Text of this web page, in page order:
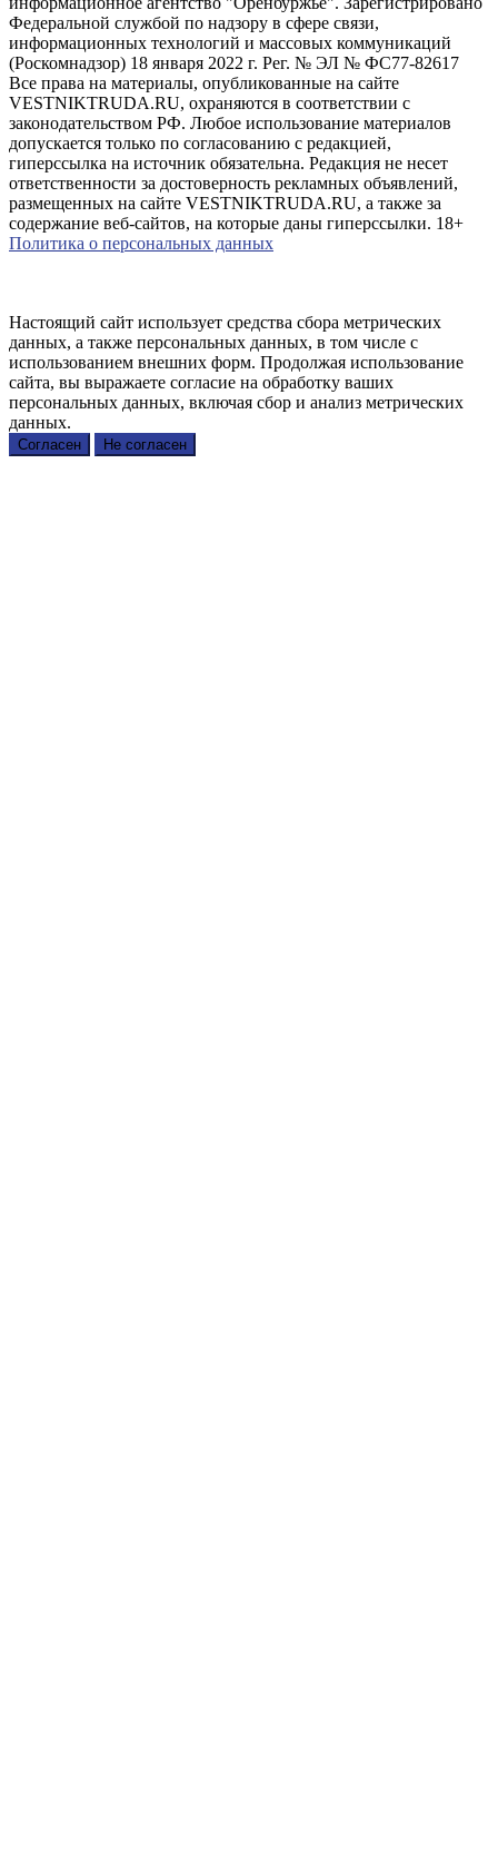
Федеральной службой по надзору в сфере связи,
информационных технологий и массовых коммуникаций
(Роскомнадзор) 18 января 2022 г. Рег. № ЭЛ № ФС77-82617
Все права на материалы, опубликованные на сайте
VESTNIKTRUDA.RU, охраняются в соответствии с
законодательством РФ. Любое использование материалов
допускается только по согласованию с редакцией,
гиперссылка на источник обязательна. Редакция не несет
ответственности за достоверность рекламных объявлений,
размещенных на сайте VESTNIKTRUDA.RU, а также за
содержание веб-сайтов, на которые даны гиперссылки. 18+
Политика о персональных данных
Настоящий сайт использует средства сбора метрических
данных, а также персональных данных, в том числе с
использованием внешних форм. Продолжая использование
сайта, вы выражаете согласие на обработку ваших
персональных данных, включая сбор и анализ метрических
данных.
Согласен Не согласен